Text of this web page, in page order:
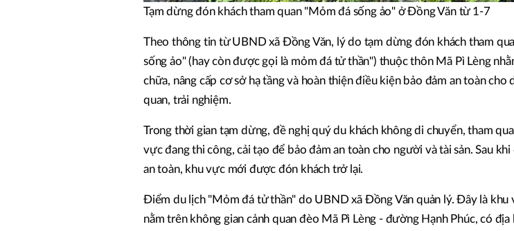
Tạm dừng đón khách tham quan "Mỏm đá sống ảo" ở Đồng Văn từ 1-7
Theo thông tin từ UBND xã Đồng Văn, lý do tạm dừng đón khách tham
sống ảo" (hay còn được gọi là mỏm đá tử thần") thuộc thôn Mã Pì Lèng
chữa, nâng cấp cơ sở hạ tầng và hoàn thiện điều kiện bảo đảm an toàn cho
quan, trải nghiệm.
Trong thời gian tạm dừng, đề nghị quý du khách không di chuyển, tham
vực đang thi công, cải tạo để bảo đảm an toàn cho người và tài sản. Sau
an toàn, khu vực mới được đón khách trở lại.
Điểm du lịch "Mỏm đá tử thần" do UBND xã Đồng Văn quản lý. Đây là khu
nằm trên không gian cảnh quan đèo Mã Pì Lèng - đường Hạnh Phúc, có